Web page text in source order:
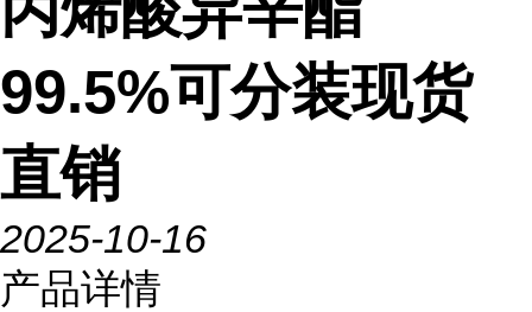
99.5%可分装现货
直销
2025-10-16
产品详情